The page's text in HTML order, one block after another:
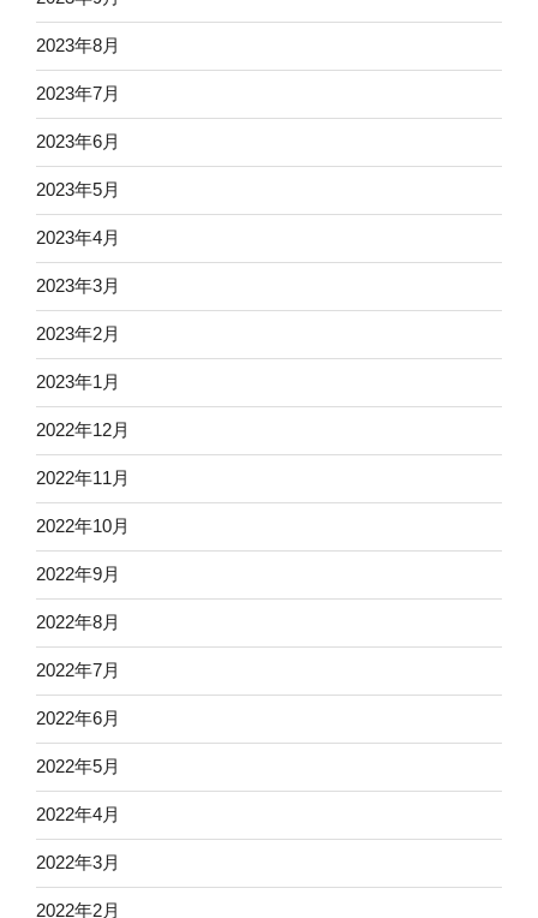
2023年8月
2023年7月
2023年6月
2023年5月
2023年4月
2023年3月
2023年2月
2023年1月
2022年12月
2022年11月
2022年10月
2022年9月
2022年8月
2022年7月
2022年6月
2022年5月
2022年4月
2022年3月
2022年2月